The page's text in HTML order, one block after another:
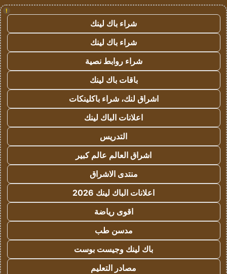
!
شراء باك لينك
شراء باك لينك
شراء روابط نصية
باقات باك لينك
اشراق لنك، شراء باكلينكات
اعلانات الباك لينك
التدريس
اشراق العالم عالم كبير
منتدى الاشراق
اعلانات الباك لينك 2026
اقوى رياضة
مدسن طب
باك لينك وجيست بوست
مصادر التعليم